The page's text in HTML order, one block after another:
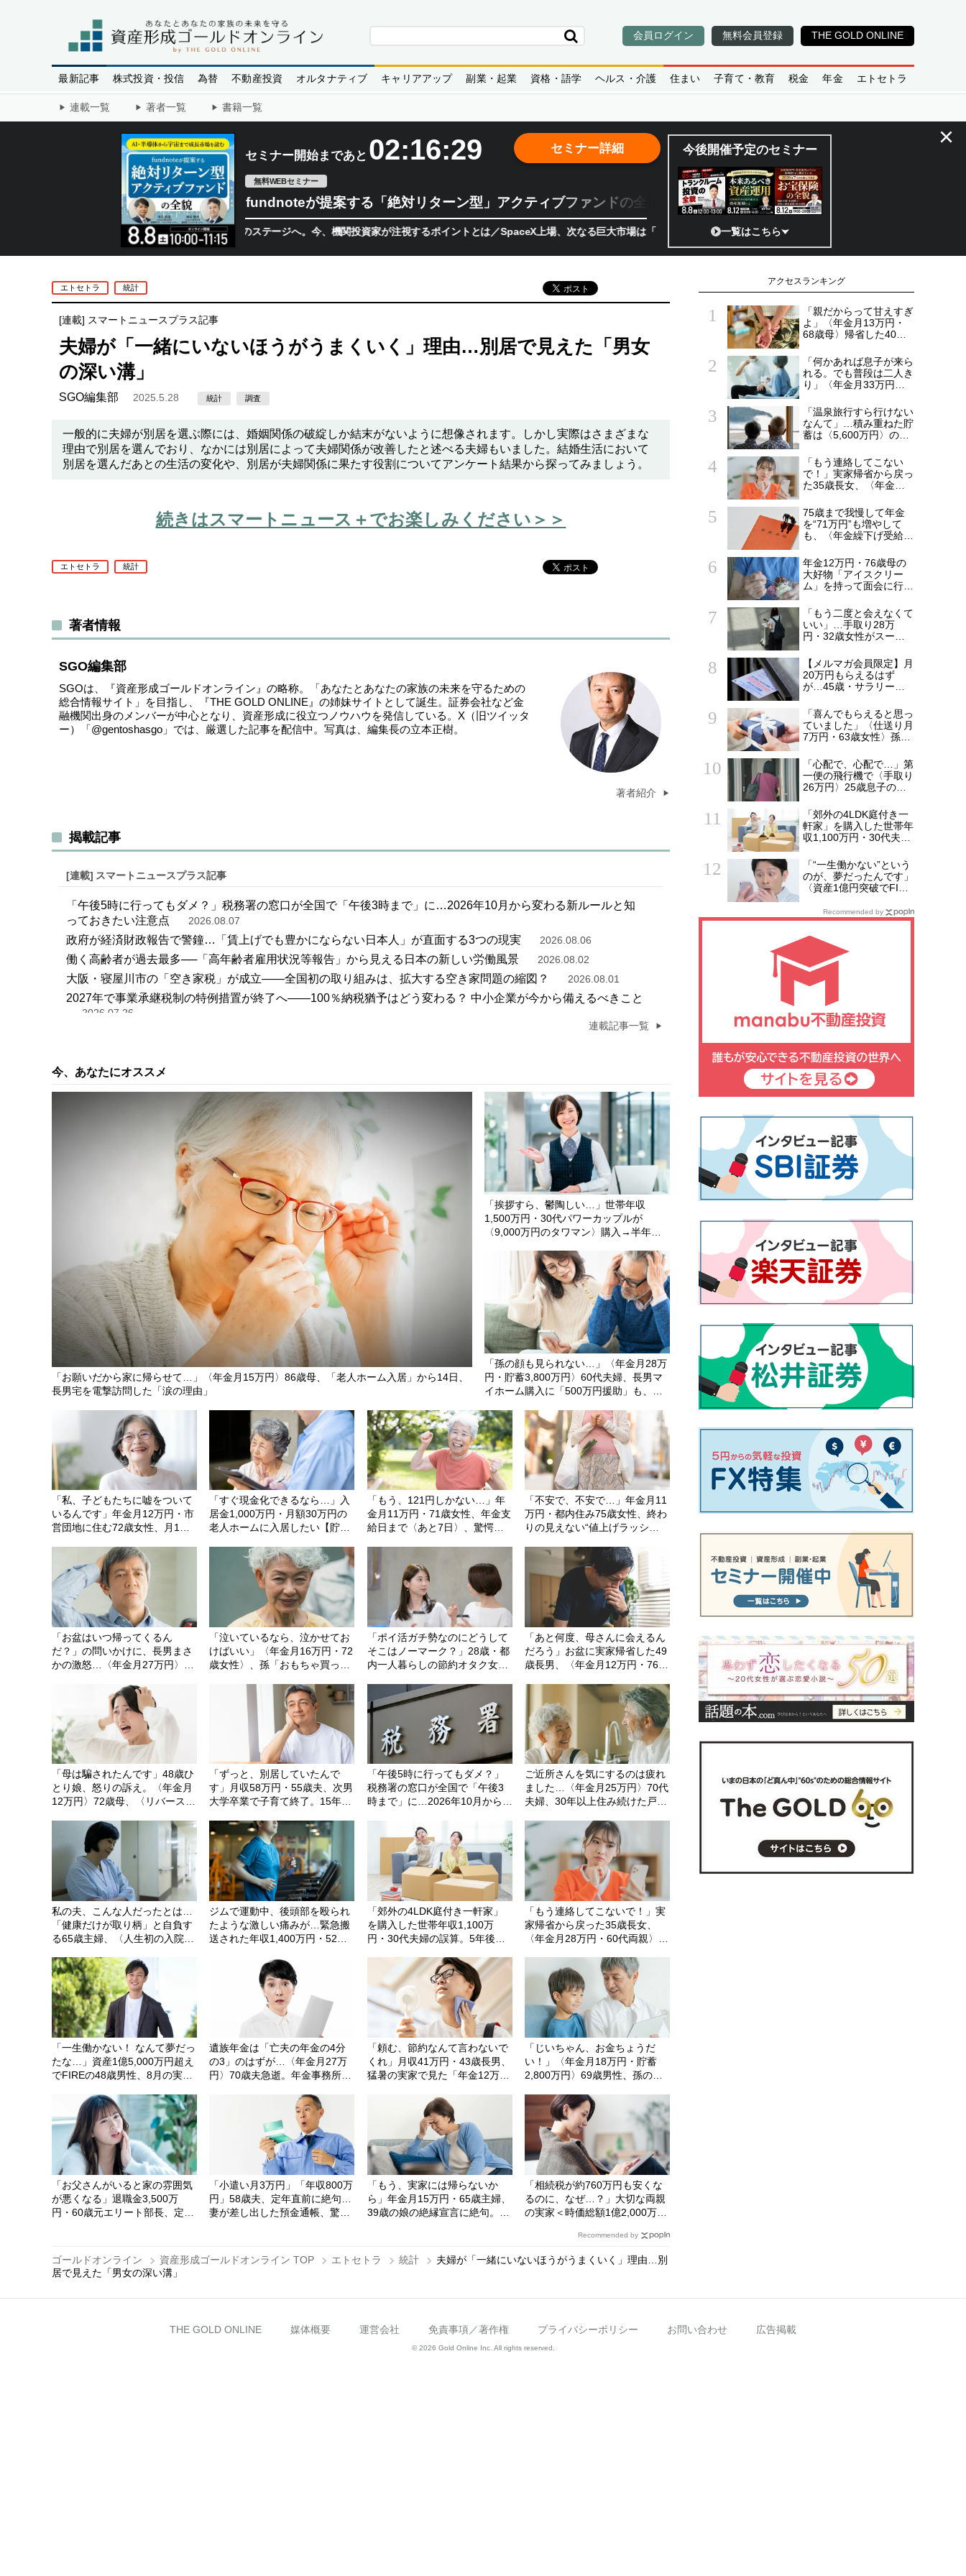
会員ログイン 無料会員登録 THE GOLD ONLINE
最新記事 株式投資・投信 為替 不動産投資 オルタナティブ キャリアアップ 副業・起業 資格・語学 ヘルス・介護 住まい 子育て・教育 税金 年金 エトセトラ
連載一覧 著者一覧 書籍一覧
セミナー開始まであと 02:16:28
無料WEBセミナー
fundnoteが提案する「絶対リターン型」アクティブファンドの全貌
半導体相場は次のステージへ。今、機関投資家が注視するポイントとは／SpaceX上場、次なる巨大市場は「宇宙!?」 日本の宇宙ベンチャーのココがスゴイ！／補助金から実需へ、知られ
セミナー詳細 今後開催予定のセミナー
一覧はこちら
×
エトセトラ 統計
[連載] スマートニュースプラス記事
夫婦が「一緒にいないほうがうまくいく」理由…別居で見えた「男女
の深い溝」
SGO編集部 2025.5.28 統計 調査
一般的に夫婦が別居を選ぶ際には、婚姻関係の破綻しか結末がないように想像されます。しかし実際はさまざまな
理由で別居を選んでおり、なかには別居によって夫婦関係が改善したと述べる夫婦もいました。結婚生活において
別居を選んだあとの生活の変化や、別居が夫婦関係に果たす役割についてアンケート結果から探ってみましょう。
続きはスマートニュース＋でお楽しみください＞＞
エトセトラ 統計
著者情報
SGO編集部
SGOは、『資産形成ゴールドオンライン』の略称。「あなたとあなたの家族の未来を守るための
総合情報サイト」を目指し、『THE GOLD ONLINE』の姉妹サイトとして誕生。証券会社など金
融機関出身のメンバーが中心となり、資産形成に役立つノウハウを発信している。X（旧ツイッタ
ー）
「@gentoshasgo」 では、厳選した記事を配信中。写真は、編集長の立本正樹。
著者紹介
揭載記事
[連載] スマートニュースプラス記事
「午後5時に行ってもダメ？」税務署の窓口が全国で「午後3時まで」に…2026年10月から変わる新ルールと知
っておきたい注意点
2026.08.07
政府が経済財政報告で警鐘…「賃上げでも豊かにならない日本人」が直面する3つの現実 2026.08.06
働く高齢者が過去最多──「高年齢者雇用状況等報告」から見える日本の新しい労働風景 2026.08.02
大阪・寝屋川市の「空き家税」が成立――全国初の取り組みは、拡大する空き家問題の縮図？ 2026.08.01
2027年で事業承継税制の特例措置が終了へ――100％納税猶予はどう変わる？ 中小企業が今から備えるべきこと
2026.07.26
連載記事一覧
今、あなたにオススメ
「お願いだから家に帰らせて…」〈年金月15万円〉86歳母、「老人ホーム入居」から14日、
長男宅を電撃訪問した「涙の理由」
「挨拶すら、鬱陶しい…」世帯年収
1,500万円・30代パワーカップルが
〈9,000万円のタワマン〉購入→半年
て”通るワケ
「孫の顔も見られない…」〈年金月28万
円・貯蓄3,800万円〉60代夫婦、長男マ
イホーム購入に「500万円援助」も、嫁
「私、子どもたちに嘘をついて
いるんです」年金月12万円・市
営団地に住む72歳女性、月1回
た後に明かした「お金がない」
と言い続ける理由
「すぐ現金化できるなら…」入
居金1,000万円・月額30万円の
老人ホームに入居したい【貯金
母の危うい決断。55歳甥の介入
で〈叔母の自宅マンション〉が
1億円で売れたワケ
「もう、121円しかない…」年
金月11万円・71歳女性、年金支
給日まで〈あと7日〉、驚愕の
「不安で、不安で…」年金月11
万円・都内住み75歳女性、終わ
りの見えない“値上げラッシ
り崩す恐怖
「お盆はいつ帰ってくるん
だ？」の問いかけに、長男まさ
かの激怒…〈年金月27万円〉68
「泣いているなら、泣かせてお
けばいい」〈年金月16万円・72
歳女性〉、孫「おもちゃ買っ
を決め込んだ理由
「ポイ活ガチ勢なのにどうして
そこはノーマーク？」28歳・都
内一人暮らしの節約オタク女性
「あと何度、母さんに会えるん
だろう」お盆に実家帰省した49
歳長男、〈年金月12万円・76歳
べなかった悔恨
「母は騙されたんです」48歳ひ
とり娘、怒りの訴え。〈年金月
12万円〉72歳母、〈リバースモ
「ずっと、別居していたんで
す」月収58万円・55歳夫、次男
大学卒業で子育て終了。15年前
では離婚しない」という約束
の“意外な結末”
「午後5時に行ってもダメ？」
税務署の窓口が全国で「午後3
時まで」に…2026年10月から変
ご近所さんを気にするのは疲れ
ました…〈年金月25万円〉70代
夫婦、30年以上住み続けた戸建
団地暮らし」で見つけた幸せ
私の夫、こんな人だったとは…
「健康だけが取り柄」と自負す
る65歳主婦、〈人生初の入院〉
の素顔
ジムで運動中、後頭部を殴られ
たような激しい痛みが…緊急搬
送された年収1,400万円・52歳
の80歳母に「お金貸して」と電
話したワケ
「郊外の4LDK庭付き一軒家」
を購入した世帯年収1,100万
円・30代夫婦の誤算。5年後、
ば…」と頭を抱えたワケ
「もう連絡してこないで！」実
家帰省から戻った35歳長女、
〈年金月28万円・60代両親〉に
「一生働かない！ なんて夢だっ
たな…」資産1億5,000万円超え
でFIREの48歳男性、8月の実家
した理由
遺族年金は「亡夫の年金の4分
の3」のはずが…〈年金月27万
円〉70歳夫急逝。年金事務所の
たい金額」に68歳妻、絶句
「頼む、節約なんて言わないで
くれ」月収41万円・43歳長男、
猛暑の実家で見た「年金12万
「じいちゃん、お金ちょうだ
い！」〈年金月18万円・貯蓄
2,800万円〉69歳男性、孫のお
い」と決めた日
「お父さんがいると家の雰囲気
が悪くなる」退職金3,500万
円・60歳元エリート部長、定年
「小遣い月3万円」「年収800万
円」58歳夫、定年直前に絶句…
妻が差し出した預金通帳、驚愕
「もう、実家には帰らないか
ら」年金月15万円・65歳主婦、
39歳の娘の絶縁宣言に絶句。孫
「相続税が約760万円も安くな
るのに、なぜ…？」大切な両親
の実家＜時価総額1億2,000万円
しなかったワケ【司法書士が解
Recommended by
ゴールドオンライン 資産形成ゴールドオンライン TOP エトセトラ 統計
夫婦が「一緒にいないほうがうまくいく」理由…別
居で見えた「男女の深い溝」
アクセスランキング
「親だからって甘えすぎ
よ」〈年金月13万円・
68歳母〉帰省した40歳
には泊めない」
「何かあれば息子が来ら
れる。でも普段は二人き
り」〈年金月33万円・
婦、戸建てを手放して選
んだ“ちょうどいい距離”
「温泉旅行すら行けない
なんて」…積み重ねた貯
蓄は〈5,600万円〉の68
を貯めたはずが「馬鹿だ
った」肩を落とす理由
「もう連絡してこない
で！」実家帰省から戻っ
た35歳長女、〈年金月
「絶縁LINE」を送った
理由
75歳まで我慢して年金
を“71万円”も増やして
も、〈年金繰下げ受給〉
偶者が年下の人」「定年
後も働く人」「特別な年
金を受け取れる人」
【CFPが解説】
年金12万円・76歳母の
大好物「アイスクリー
ム」を持って面会に行っ
からの家路、モヤモヤが
収まらなかったワケ
「もう二度と会えなくて
いい」…手取り28万
円・32歳女性がスーツ
出した日。きっかけは
66歳母の「背筋の凍る
一言」
【メルマガ会員限定】月
20万円もらえるはず
が…45歳・サラリーマ
抱いた違和感。「年金ル
ール」知らずにそのまま
20年…65歳で受け取る
ことになる年金額に唖然
「喜んでもらえると思っ
ていました」〈仕送り月
7万円・63歳女性〉孫へ
で崩れた親子関係
「心配で、心配で…」第
一便の飛行機で〈手取り
26万円〉25歳息子のア
歳母。待ち受けてい
た“悲しい結末”【CFPの
助言】
「郊外の4LDK庭付き一
軒家」を購入した世帯年
収1,100万円・30代夫婦
のタワマンにしておけ
ば…」と頭を抱えたワケ
「“一生働かない”という
のが、夢だったんです」
〈資産1億円突破でFIRE
年後に仕事復帰を決意し
た「1通の通知」
Recommended by
THE GOLD ONLINE 媒体概要 運営会社 免責事項／著作権 プライバシーポリシー お問い合わせ 広告掲載
© 2026 Gold Online Inc. All rights reserved.